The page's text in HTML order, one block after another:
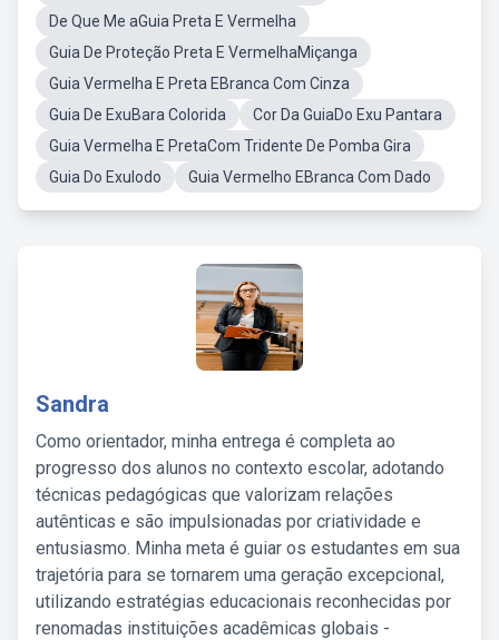
De Que Me aGuia Preta E Vermelha
Guia De Proteção Preta E VermelhaMiçanga
Guia Vermelha E Preta EBranca Com Cinza
Guia De ExuBara Colorida
Cor Da GuiaDo Exu Pantara
Guia Vermelha E PretaCom Tridente De Pomba Gira
Guia Do ExuIodo
Guia Vermelho EBranca Com Dado
Sandra
Como orientador, minha entrega é completa ao
progresso dos alunos no contexto escolar, adotando
técnicas pedagógicas que valorizam relações
autênticas e são impulsionadas por criatividade e
entusiasmo. Minha meta é guiar os estudantes em sua
trajetória para se tornarem uma geração excepcional,
utilizando estratégias educacionais reconhecidas por
renomadas instituições acadêmicas globais -